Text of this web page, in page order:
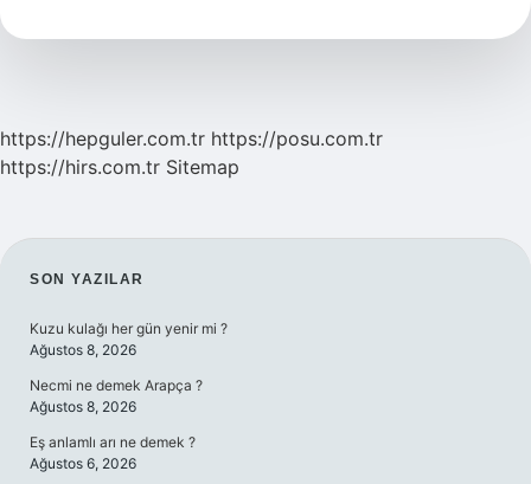
https://hepguler.com.tr https://posu.com.tr
https://hirs.com.tr Sitemap
SIDEBAR
SON YAZILAR
Kuzu kulağı her gün yenir mi ?
Ağustos 8, 2026
Necmi ne demek Arapça ?
Ağustos 8, 2026
Eş anlamlı arı ne demek ?
Ağustos 6, 2026